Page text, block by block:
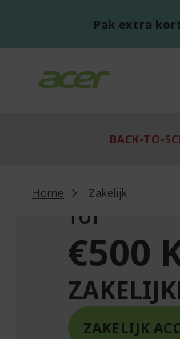
Pak extra
BACK-TO-
Home Zakelijk
TOT
€500
ZAKELIJK